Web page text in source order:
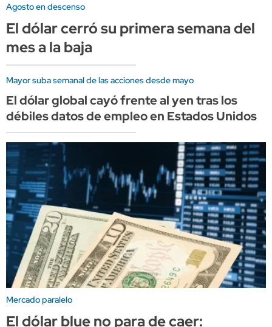
Agosto en descenso
El dólar cerró su primera semana del
mes a la baja
Mayor suba semanal de las acciones desde mayo
El dólar global cayó frente al yen tras los
débiles datos de empleo en Estados Unidos
Mercado paralelo
El dólar blue no para de caer: